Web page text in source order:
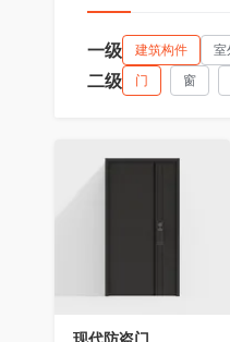
一级 建筑构件
二级 门 窗
收藏